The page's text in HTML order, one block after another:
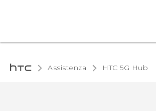
Assistenza HTC 5G Hub‎